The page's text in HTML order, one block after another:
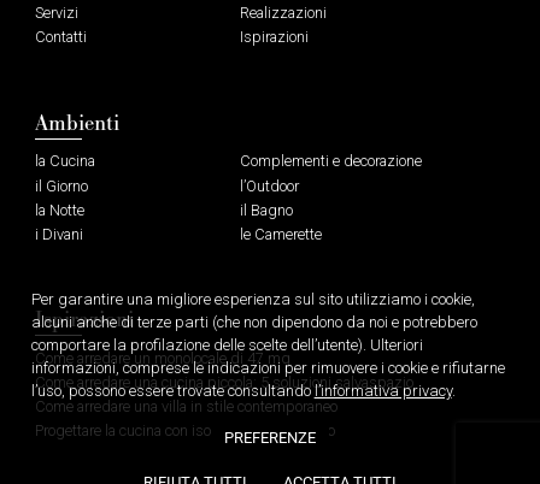
Servizi
Contatti
Realizzazioni
Ispirazioni
Ambienti
la Cucina
il Giorno
la Notte
i Divani
Complementi e decorazione
l’Outdoor
il Bagno
le Camerette
Ispirazioni
Come arredare un monolocale di 47 mq
Come arredare una cucina piccola: 5 soluzioni salvaspazio
Come arredare una villa in stile contemporaneo
Progettare la cucina con isola e tavolo integrato
Per garantire una migliore esperienza sul sito utilizziamo i cookie,
alcuni anche di terze parti (che non dipendono da noi e potrebbero
comportare la profilazione delle scelte dell’utente). Ulteriori
informazioni, comprese le indicazioni per rimuovere i cookie e rifiutarne
l’uso, possono essere trovate consultandol’informativa privacy.
PREFERENZE